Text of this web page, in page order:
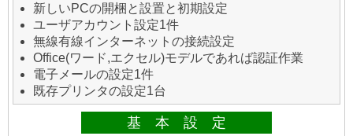
新しいPCの開梱と設置と初期設定
ユーザアカウント設定1件
無線有線インターネットの接続設定
Office(ワード,エクセル)モデルであれば認証作業
電子メールの設定1件
既存プリンタの設定1台
基 本 設 定